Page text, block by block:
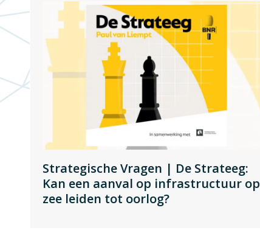
Strategische Vragen | De Strateeg:
Kan een aanval op infrastructuur op
zee leiden tot oorlog?